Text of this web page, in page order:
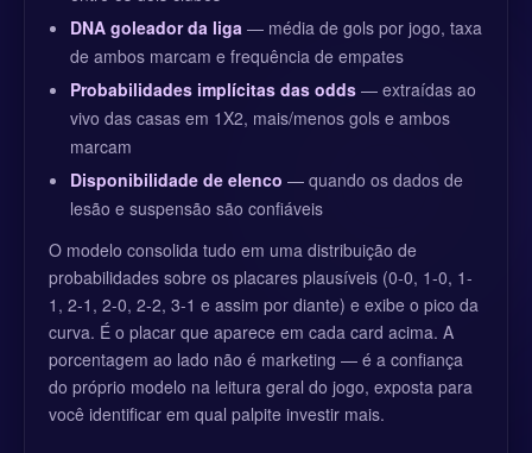
DNA goleador da liga — média de gols por jogo, taxa
de ambos marcam e frequência de empates
Probabilidades implícitas das odds — extraídas ao
vivo das casas em 1X2, mais/menos gols e ambos
marcam
Disponibilidade de elenco — quando os dados de
lesão e suspensão são confiáveis
O modelo consolida tudo em uma distribuição de
probabilidades sobre os placares plausíveis (0-0, 1-0, 1-
1, 2-1, 2-0, 2-2, 3-1 e assim por diante) e exibe o pico da
curva. É o placar que aparece em cada card acima. A
porcentagem ao lado não é marketing — é a confiança
do próprio modelo na leitura geral do jogo, exposta para
você identificar em qual palpite investir mais.